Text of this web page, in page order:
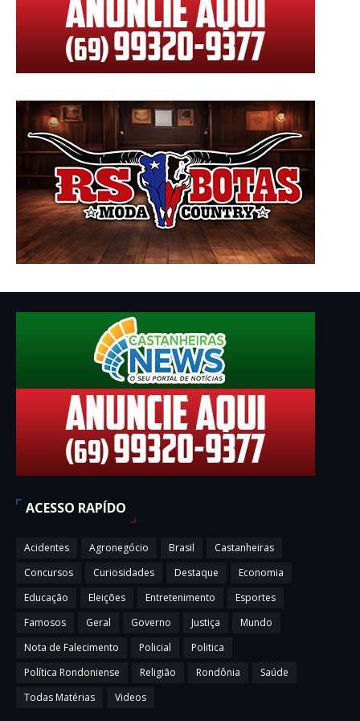
ACESSO RAPÍDO
Acidentes Agronegócio Brasil
Castanheiras
Concursos
Curiosidades Destaque
Economia
Educação
Eleições Entretenimento
Esportes
Famosos
Geral Governo Justiça
Mundo
Nota de Falecimento
Policial
Politica
Política Rondoniense
Religião Rondônia
Saúde
Todas Matérias
Videos